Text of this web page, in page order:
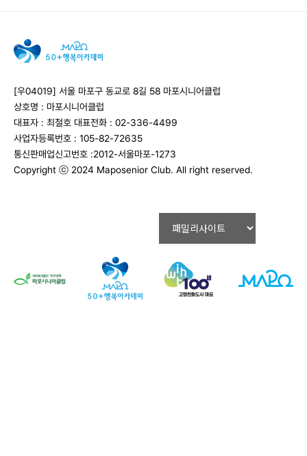
[우04019] 서울 마포구 동교로 8길 58 마포시니어클럽
상호명 : 마포시니어클럽
대표자 : 최철호 대표전화 : 02-336-4499
사업자등록번호 : 105-82-72635
통신판매업신고번호 :2012-서울마포-1273
Copyright ⓒ 2024 Maposenior Club. All right reserved.